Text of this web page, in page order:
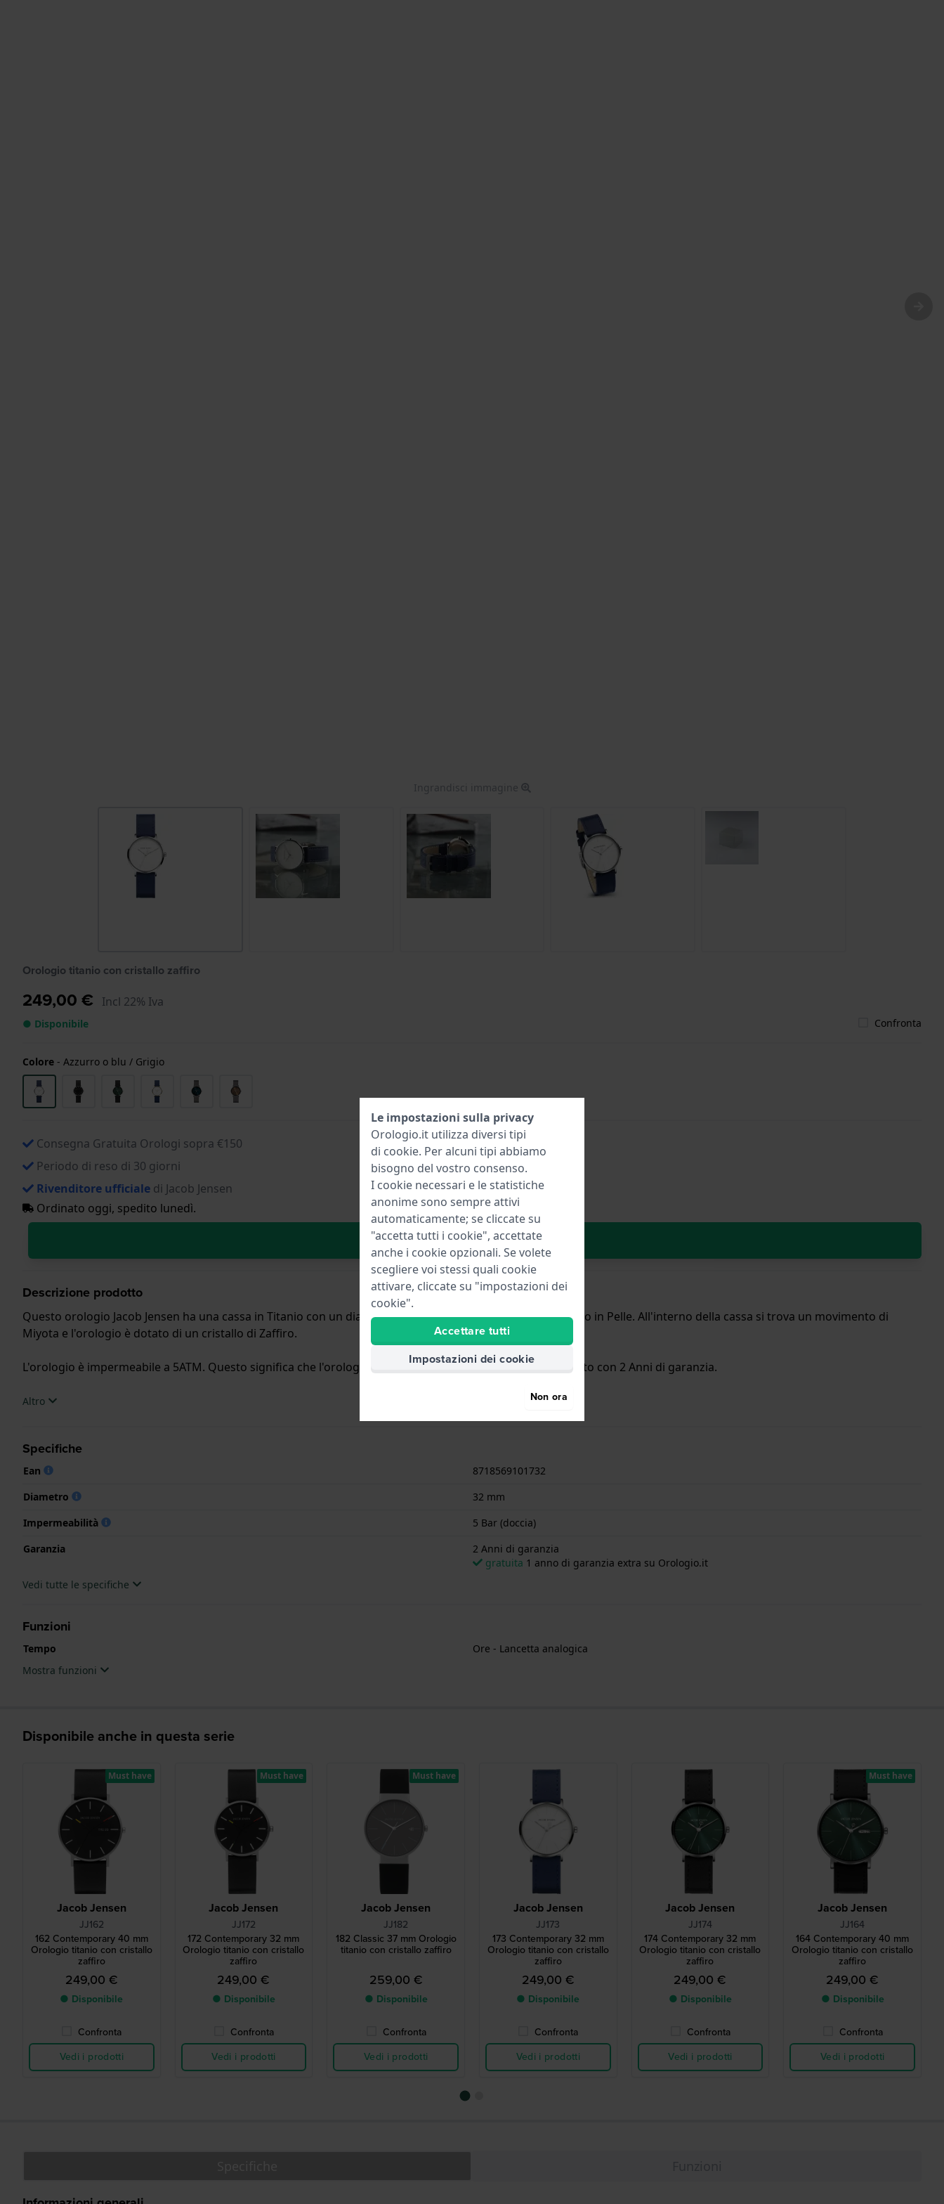
Ingrandisci immagine
Orologio titanio con cristallo zaffiro
249,00 € Incl 22% Iva
● Disponibile Confronta
Colore - Azzurro o blu / Grigio
Consegna Gratuita Orologi sopra €150
Periodo di reso di 30 giorni
Rivenditore ufficiale di Jacob Jensen
Ordinato oggi, spedito lunedì.
Aggiungi al carrello
Descrizione prodotto
Questo orologio Jacob Jensen ha una cassa in Titanio con un diametro di 32 mm ed è dotato di un cinturino in Pelle. All'interno della cassa si trova un movimento di
Miyota e l'orologio è dotato di un cristallo di Zaffiro.
L'orologio è impermeabile a 5ATM. Questo significa che l'orologio è adatto per la doccia. L'orologio è fornito con 2 Anni di garanzia.
.Altro
Specifiche
Ean
8718569101732
Diametro
32 mm
Impermeabilità
5 Bar (doccia)
Garanzia
2 Anni di garanzia
gratuita 1 anno di garanzia extra su Orologio.it
Vedi tutte le specifiche
Funzioni
Tempo
Ore - Lancetta analogica
Mostra funzioni
Disponibile anche in questa serie
Jacob Jensen
JJ162
162 Contemporary 40 mm
Orologio titanio con cristallo
zaffiro
249,00 €
● Disponibile
Confronta
Vedi i prodotti
Must have
Jacob Jensen
JJ172
172 Contemporary 32 mm
Orologio titanio con cristallo
zaffiro
249,00 €
● Disponibile
Confronta
Vedi i prodotti
Must have
Jacob Jensen
JJ182
182 Classic 37 mm Orologio
titanio con cristallo zaffiro
259,00 €
● Disponibile
Confronta
Vedi i prodotti
Must have
Jacob Jensen
JJ173
173 Contemporary 32 mm
Orologio titanio con cristallo
zaffiro
249,00 €
● Disponibile
Confronta
Vedi i prodotti
Jacob Jensen
JJ174
174 Contemporary 32 mm
Orologio titanio con cristallo
zaffiro
249,00 €
● Disponibile
Confronta
Vedi i prodotti
Jacob Jensen
JJ164
164 Contemporary 40 mm
Orologio titanio con cristallo
zaffiro
249,00 €
● Disponibile
Confronta
Vedi i prodotti
Must have
Le impostazioni sulla privacy
Orologio.it utilizza diversi tipi
di cookie. Per alcuni tipi abbiamo
bisogno del vostro consenso.
I cookie necessari e le statistiche
anonime sono sempre attivi
automaticamente; se cliccate su
"accetta tutti i cookie", accettate
anche i cookie opzionali. Se volete
scegliere voi stessi quali cookie
attivare, cliccate su "impostazioni dei
cookie".
Accettare tutti
Impostazioni dei cookie
Non ora